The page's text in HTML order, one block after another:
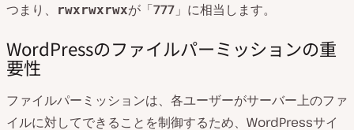
つまり、
rwxrwxrwxが「777 」に相当します。
WordPressのファイルパーミッションの重
要性
ファイルパーミッションは、各ユーザーがサーバー上のファ
イルに対してできることを制御するため、WordPressサイ